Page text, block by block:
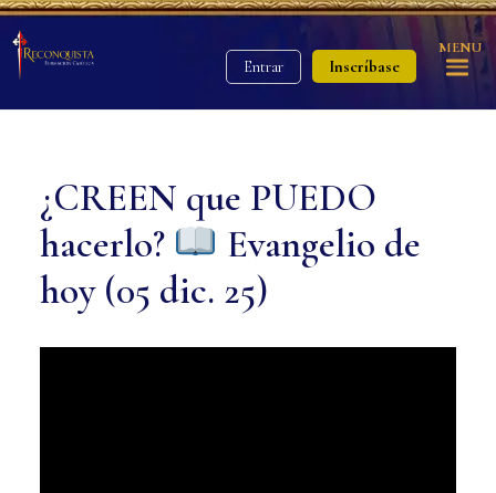
Entrar Inscríbase
MENU
¿CREEN que PUEDO
hacerlo?
Evangelio de
hoy (05 dic. 25)